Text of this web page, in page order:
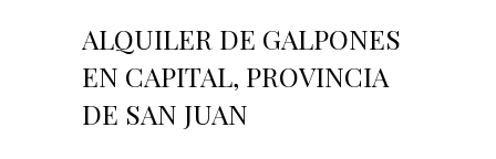
ALQUILER DE GALPONES
EN CAPITAL, PROVINCIA
DE SAN JUAN